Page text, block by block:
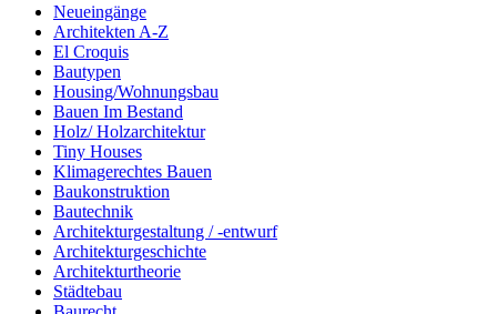
Neueingänge
Architekten A-Z
El Croquis
Bautypen
Housing/Wohnungsbau
Bauen Im Bestand
Holz/ Holzarchitektur
Tiny Houses
Klimagerechtes Bauen
Baukonstruktion
Bautechnik
Architekturgestaltung / -entwurf
Architekturgeschichte
Architekturtheorie
Städtebau